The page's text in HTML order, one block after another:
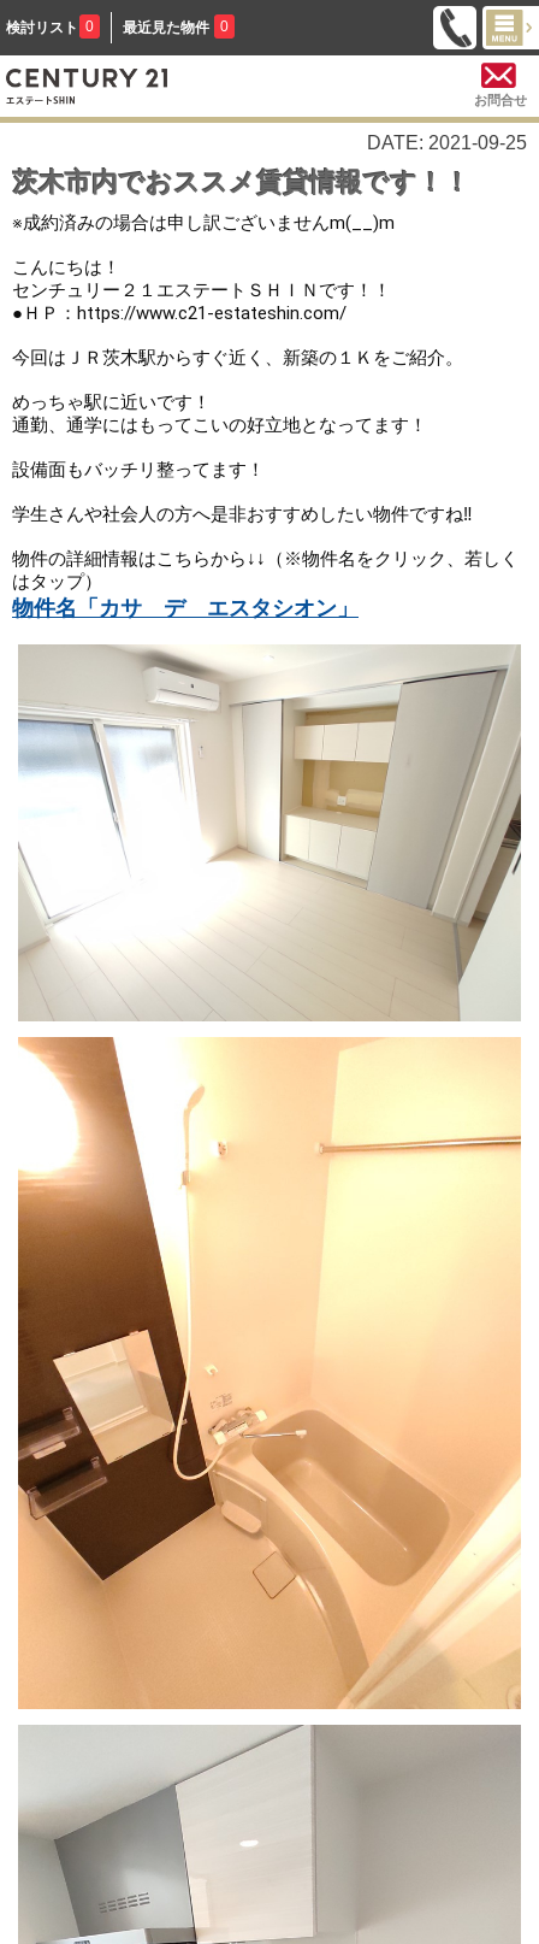
検討リスト 0 最近見た物件 0
お問合せ
DATE: 2021-09-25
茨木市内でおススメ賃貸情報です！！
※成約済みの場合は申し訳ございませんm(__)m
こんにちは！
センチュリー２１エステートＳＨＩＮです！！
●ＨＰ：https://www.c21-estateshin.com/
今回はＪＲ茨木駅からすぐ近く、新築の１Ｋをご紹介。
めっちゃ駅に近いです！
通勤、通学にはもってこいの好立地となってます！
設備面もバッチリ整ってます！
学生さんや社会人の方へ是非おすすめしたい物件ですね‼
物件の詳細情報はこちらから↓↓（※物件名をクリック、若しく
はタップ）
物件名「カサ　デ　エスタシオン」